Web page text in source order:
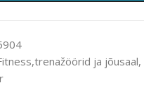
ja jõusaal,